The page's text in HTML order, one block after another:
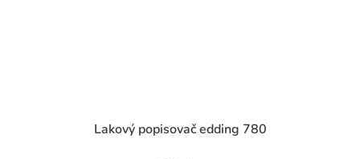
Lakový popisovač edding 780
hodnotenie